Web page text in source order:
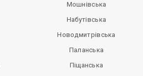
Мошнівська
Набутівська
Новодмитрівська
Паланська
Піщанська